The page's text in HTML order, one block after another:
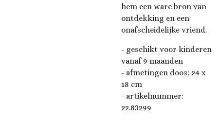
hem een ware bron van
ontdekking en een
onafscheidelijke vriend.
- geschikt voor kinderen
vanaf 9 maanden
- afmetingen doos: 24 x
18 cm
- artikelnummer:
22.83299